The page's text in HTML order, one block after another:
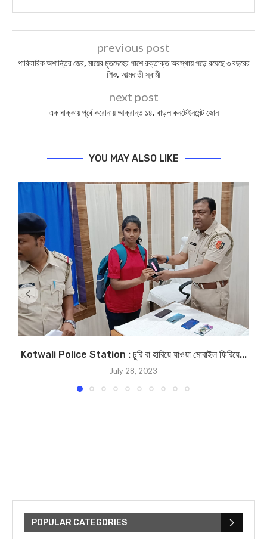
previous post
পারিবারিক অশান্তির জের, মায়ের মৃতদেহের পাশে রক্তাক্ত অবস্থায় পড়ে রয়েছে ৩ বছরের
শিশু, আত্মঘাতী স্বামী
next post
এক ধাক্কায় পূর্বে করোনায় আক্রান্ত ১৪, বাড়ল কনটেইনমেন্ট জোন
YOU MAY ALSO LIKE
Kotwali Police Station : চুরি বা হারিয়ে যাওয়া মোবাইল ফিরিয়ে...
July 28, 2023
POPULAR CATEGORIES